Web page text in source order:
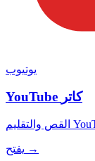
يوتيوب
YouTube كاتر
يفتح →